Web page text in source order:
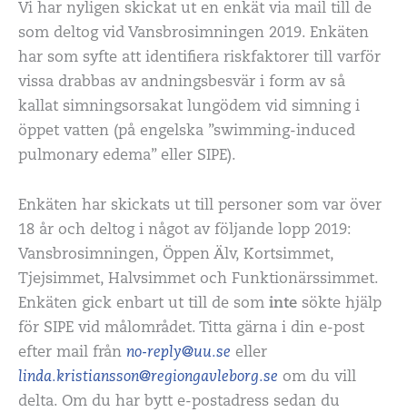
Vi har nyligen skickat ut en enkät via mail till de
som deltog vid Vansbrosimningen 2019. Enkäten
har som syfte att identifiera riskfaktorer till varför
vissa drabbas av andningsbesvär i form av så
kallat simningsorsakat lungödem vid simning i
öppet vatten (på engelska ”swimming-induced
pulmonary edema” eller SIPE).
Enkäten har skickats ut till personer som var över
18 år och deltog i något av följande lopp 2019:
Vansbrosimningen, Öppen Älv, Kortsimmet,
Tjejsimmet, Halvsimmet och Funktionärssimmet.
Enkäten gick enbart ut till de som inte sökte hjälp
för SIPE vid målområdet. Titta gärna i din e-post
efter mail från no-reply@uu.se eller
linda.kristiansson@regiongavleborg.se om du vill
delta. Om du har bytt e-postadress sedan du